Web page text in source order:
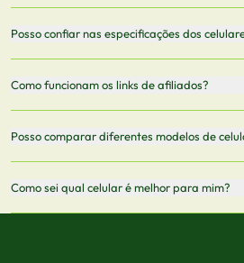
armazenamento, memória RAM,
5G.
vendedor antes de finalizar sua
Posso confiar nas especificações dos
informações mais recentes de cada
Como funcionam os links de afiliados?
comissão sem custo adicional para
Posso comparar diferentes modelos de
Sim! Você pode selecionar até 3
Como sei qual celular é melhor para mim?